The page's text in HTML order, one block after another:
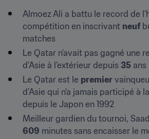
Almoez Ali a battu le record de
compétition en inscrivant neuf
matches
Le Qatar n'avait pas gagné une
d'Asie à l'extérieur depuis 35 ans
Le Qatar est le premier
d'Asie qui n'a jamais participé à
depuis le Japon en 1992
609 minutes sans encaisser le